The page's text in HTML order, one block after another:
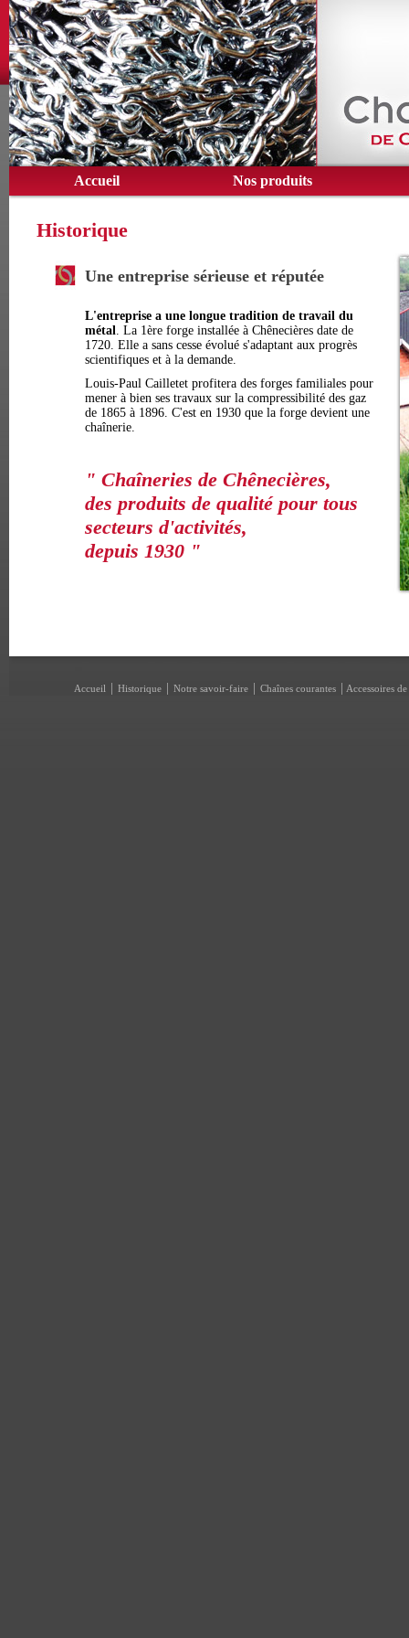
Accueil Nos produits
Historique
Une entreprise sérieuse et réputée
L'entreprise a une longue tradition de travail du
métal. La 1ère forge installée à Chênecières date de
1720. Elle a sans cesse évolué s'adaptant aux progrès
scientifiques et à la demande.
Louis-Paul Cailletet profitera des forges familiales pour
mener à bien ses travaux sur la compressibilité des gaz
de 1865 à 1896. C'est en 1930 que la forge devient une
chaînerie.
" Chaîneries de Chênecières,
des produits de qualité pour tous
secteurs d'activités,
depuis 1930 "
Accueil Historique Notre savoir-faire Chaînes courantes Accessoires